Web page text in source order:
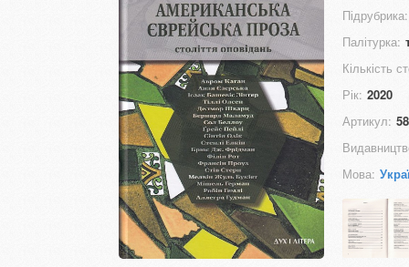
Підрубрика:
Палітурка:
Кількість
Рік: 2020
Артикул:
Мова: